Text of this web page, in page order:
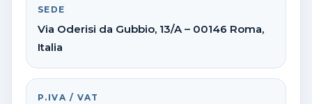
SEDE
Via Oderisi da Gubbio, 13/A – 00146 Roma,
Italia
P.IVA / VAT